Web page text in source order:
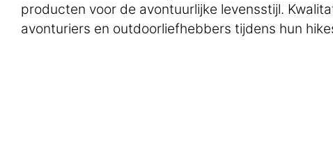
producten voor de avontuurlijke levensstijl.
avonturiers en outdoorliefhebbers tijdens hun